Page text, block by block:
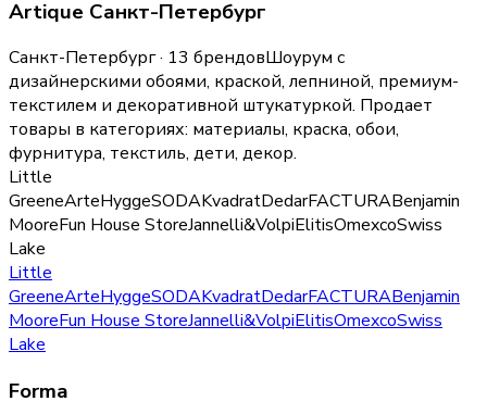
Artique Санкт-Петербург
Санкт-Петербург · 13 брендовШоурум с
дизайнерскими обоями, краской, лепниной, премиум-
текстилем и декоративной штукатуркой. Продает
товары в категориях: материалы, краска, обои,
фурнитура, текстиль, дети, декор.
Little
GreeneArteHyggeSODAKvadratDedarFACTURABenjamin
MooreFun House StoreJannelli&VolpiElitisOmexcoSwiss
Lake
Little
GreeneArteHyggeSODAKvadratDedarFACTURABenjamin
MooreFun House StoreJannelli&VolpiElitisOmexcoSwiss
Lake
Forma